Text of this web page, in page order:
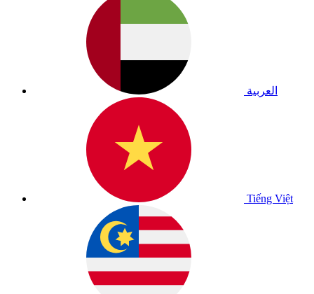
العربية
Tiếng Việt